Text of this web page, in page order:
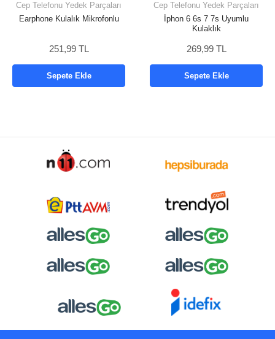
Cep Telefonu Yedek Parçaları
Earphone Kulalık Mikrofonlu
251,99 TL
Sepete Ekle
Cep Telefonu Yedek Parçaları
İphon 6 6s 7 7s Uyumlu
Kulaklık
269,99 TL
Sepete Ekle